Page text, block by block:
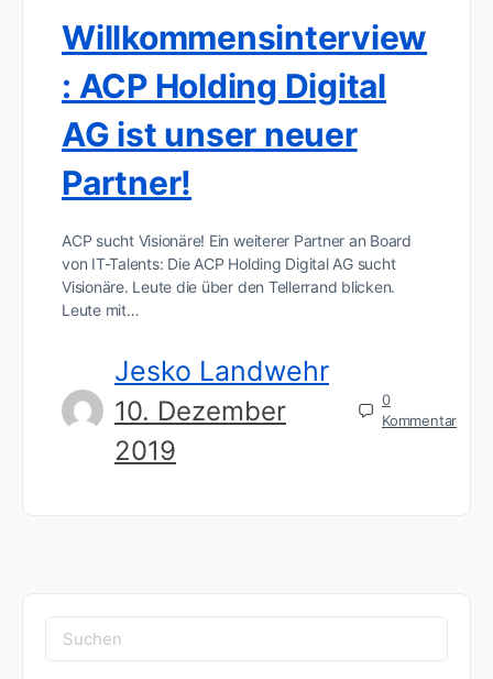
Willkommensinterview
: ACP Holding Digital
AG ist unser neuer
Partner!
ACP sucht Visionäre! Ein weiterer Partner an Board
von IT-Talents: Die ACP Holding Digital AG sucht
Visionäre. Leute die über den Tellerrand blicken.
Leute mit…
Jesko Landwehr
10. Dezember
2019
0
Kommentar
Suchen
nach: